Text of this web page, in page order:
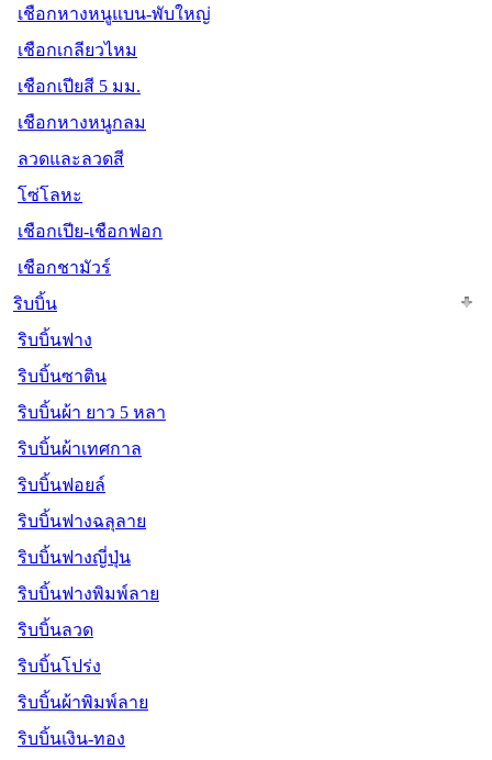
เชือกหางหนูแบน-พับใหญ่
เชือกเกลียวไหม
เชือกเปียสี 5 มม.
เชือกหางหนูกลม
ลวดและลวดสี
โซ่โลหะ
เชือกเปีย-เชือกฟอก
เชือกชามัวร์
ริบบิ้น
ริบบิ้นฟาง
ริบบิ้นซาติน
ริบบิ้นผ้า ยาว 5 หลา
ริบบิ้นผ้าเทศกาล
ริบบิ้นฟอยล์
ริบบิ้นฟางฉลุลาย
ริบบิ้นฟางญี่ปุ่น
ริบบิ้นฟางพิมพ์ลาย
ริบบิ้นลวด
ริบบิ้นโปร่ง
ริบบิ้นผ้าพิมพ์ลาย
ริบบิ้นเงิน-ทอง